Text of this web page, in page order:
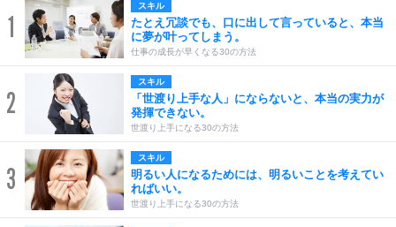
1
スキル
たとえ冗談でも、口に出して言っていると、本当
に夢が叶ってしまう。
仕事の成長が早くなる30の方法
2
スキル
「世渡り上手な人」にならないと、本当の実力が
発揮できない。
世渡り上手になる30の方法
3
スキル
明るい人になるためには、明るいことを考えてい
ればいい。
世渡り上手になる30の方法